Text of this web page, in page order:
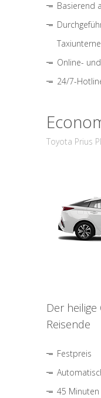
Basierend
Online-
24/7-
Toyota Prius
Der
Reisende
Festpreis
45